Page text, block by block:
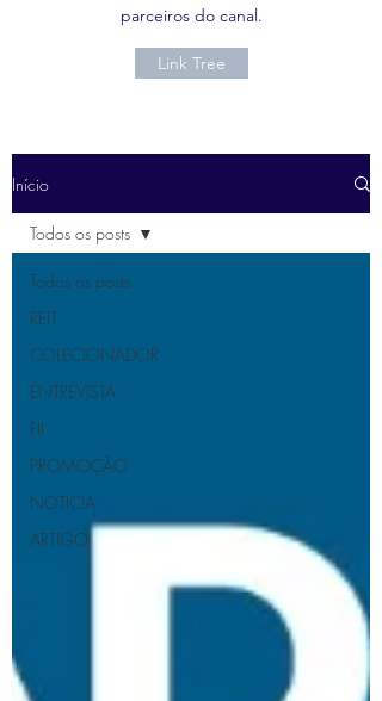
parceiros do canal.
Link Tree
Início
Todos os posts
REIT
COLECIONADOR
ENTREVISTA
FII
PROMOÇÃO
NOTICIA
ARTIGO
Todos os posts